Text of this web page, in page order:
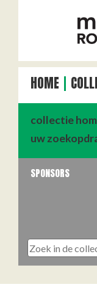
HOME
collectie
uw
SPONSORS